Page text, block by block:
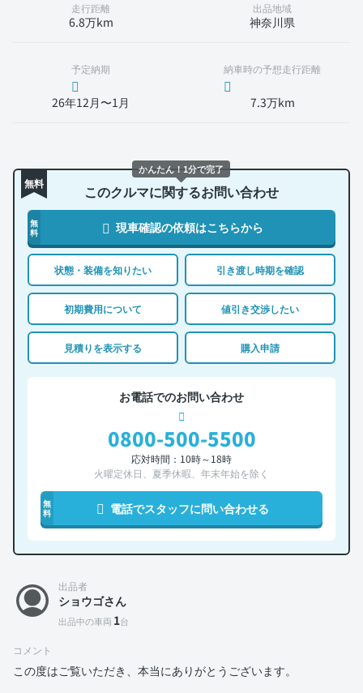
走行距離
6.8万km
出品地域
神奈川県
予定納期
26年12月〜1月
納車時の予想走行距離
7.3万km
無料 このクルマに関するお問い合わせ
無
料
現車確認の依頼はこちらから
状態・装備を知りたい 引き渡し時期を確認
初期費用について 値引き交渉したい
見積りを表示する 購入申請
お電話でのお問い合わせ
0800-500-5500
応対時間：10時～18時
火曜定休日、夏季休暇、年末年始を除く
無
料
電話でスタッフに問い合わせる
出品者
ショウゴさん
出品中の車両 1台
コメント
この度はご覧いただき、本当にありがとうございます。
かんたん！1分で完了